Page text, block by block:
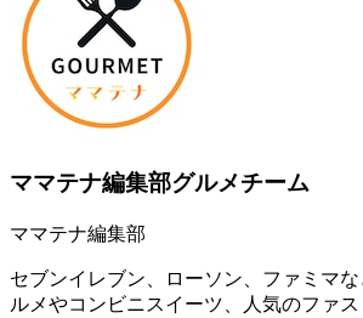
ママテナ編集部グルメチーム
ママテナ編集部
セブンイレブン、ローソン、ファミマ
ルメやコンビニスイーツ、人気のファ